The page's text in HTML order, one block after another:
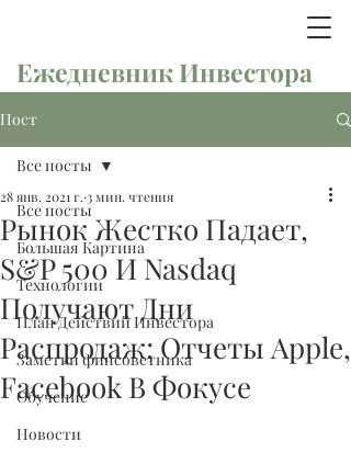
Ежедневник Инвестора
Пост
Все посты
Большая Картина
Технологии
План Действий Инвестора
Заметки финсоветника
Обучение
Новости
Все посты
Рынок Жестко Падает,
S&P 500 И Nasdaq
Получают Дни
Распродаж; Отчеты Apple,
Facebook В Фокусе
28 янв. 2021 г. 3 мин. чтения